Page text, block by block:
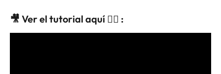
🎥 Ver el tutorial aquí 👇🏻 :